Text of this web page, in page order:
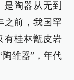
陶器从无到
之前，我国罕
有桂林甑皮岩
雏器”，年代